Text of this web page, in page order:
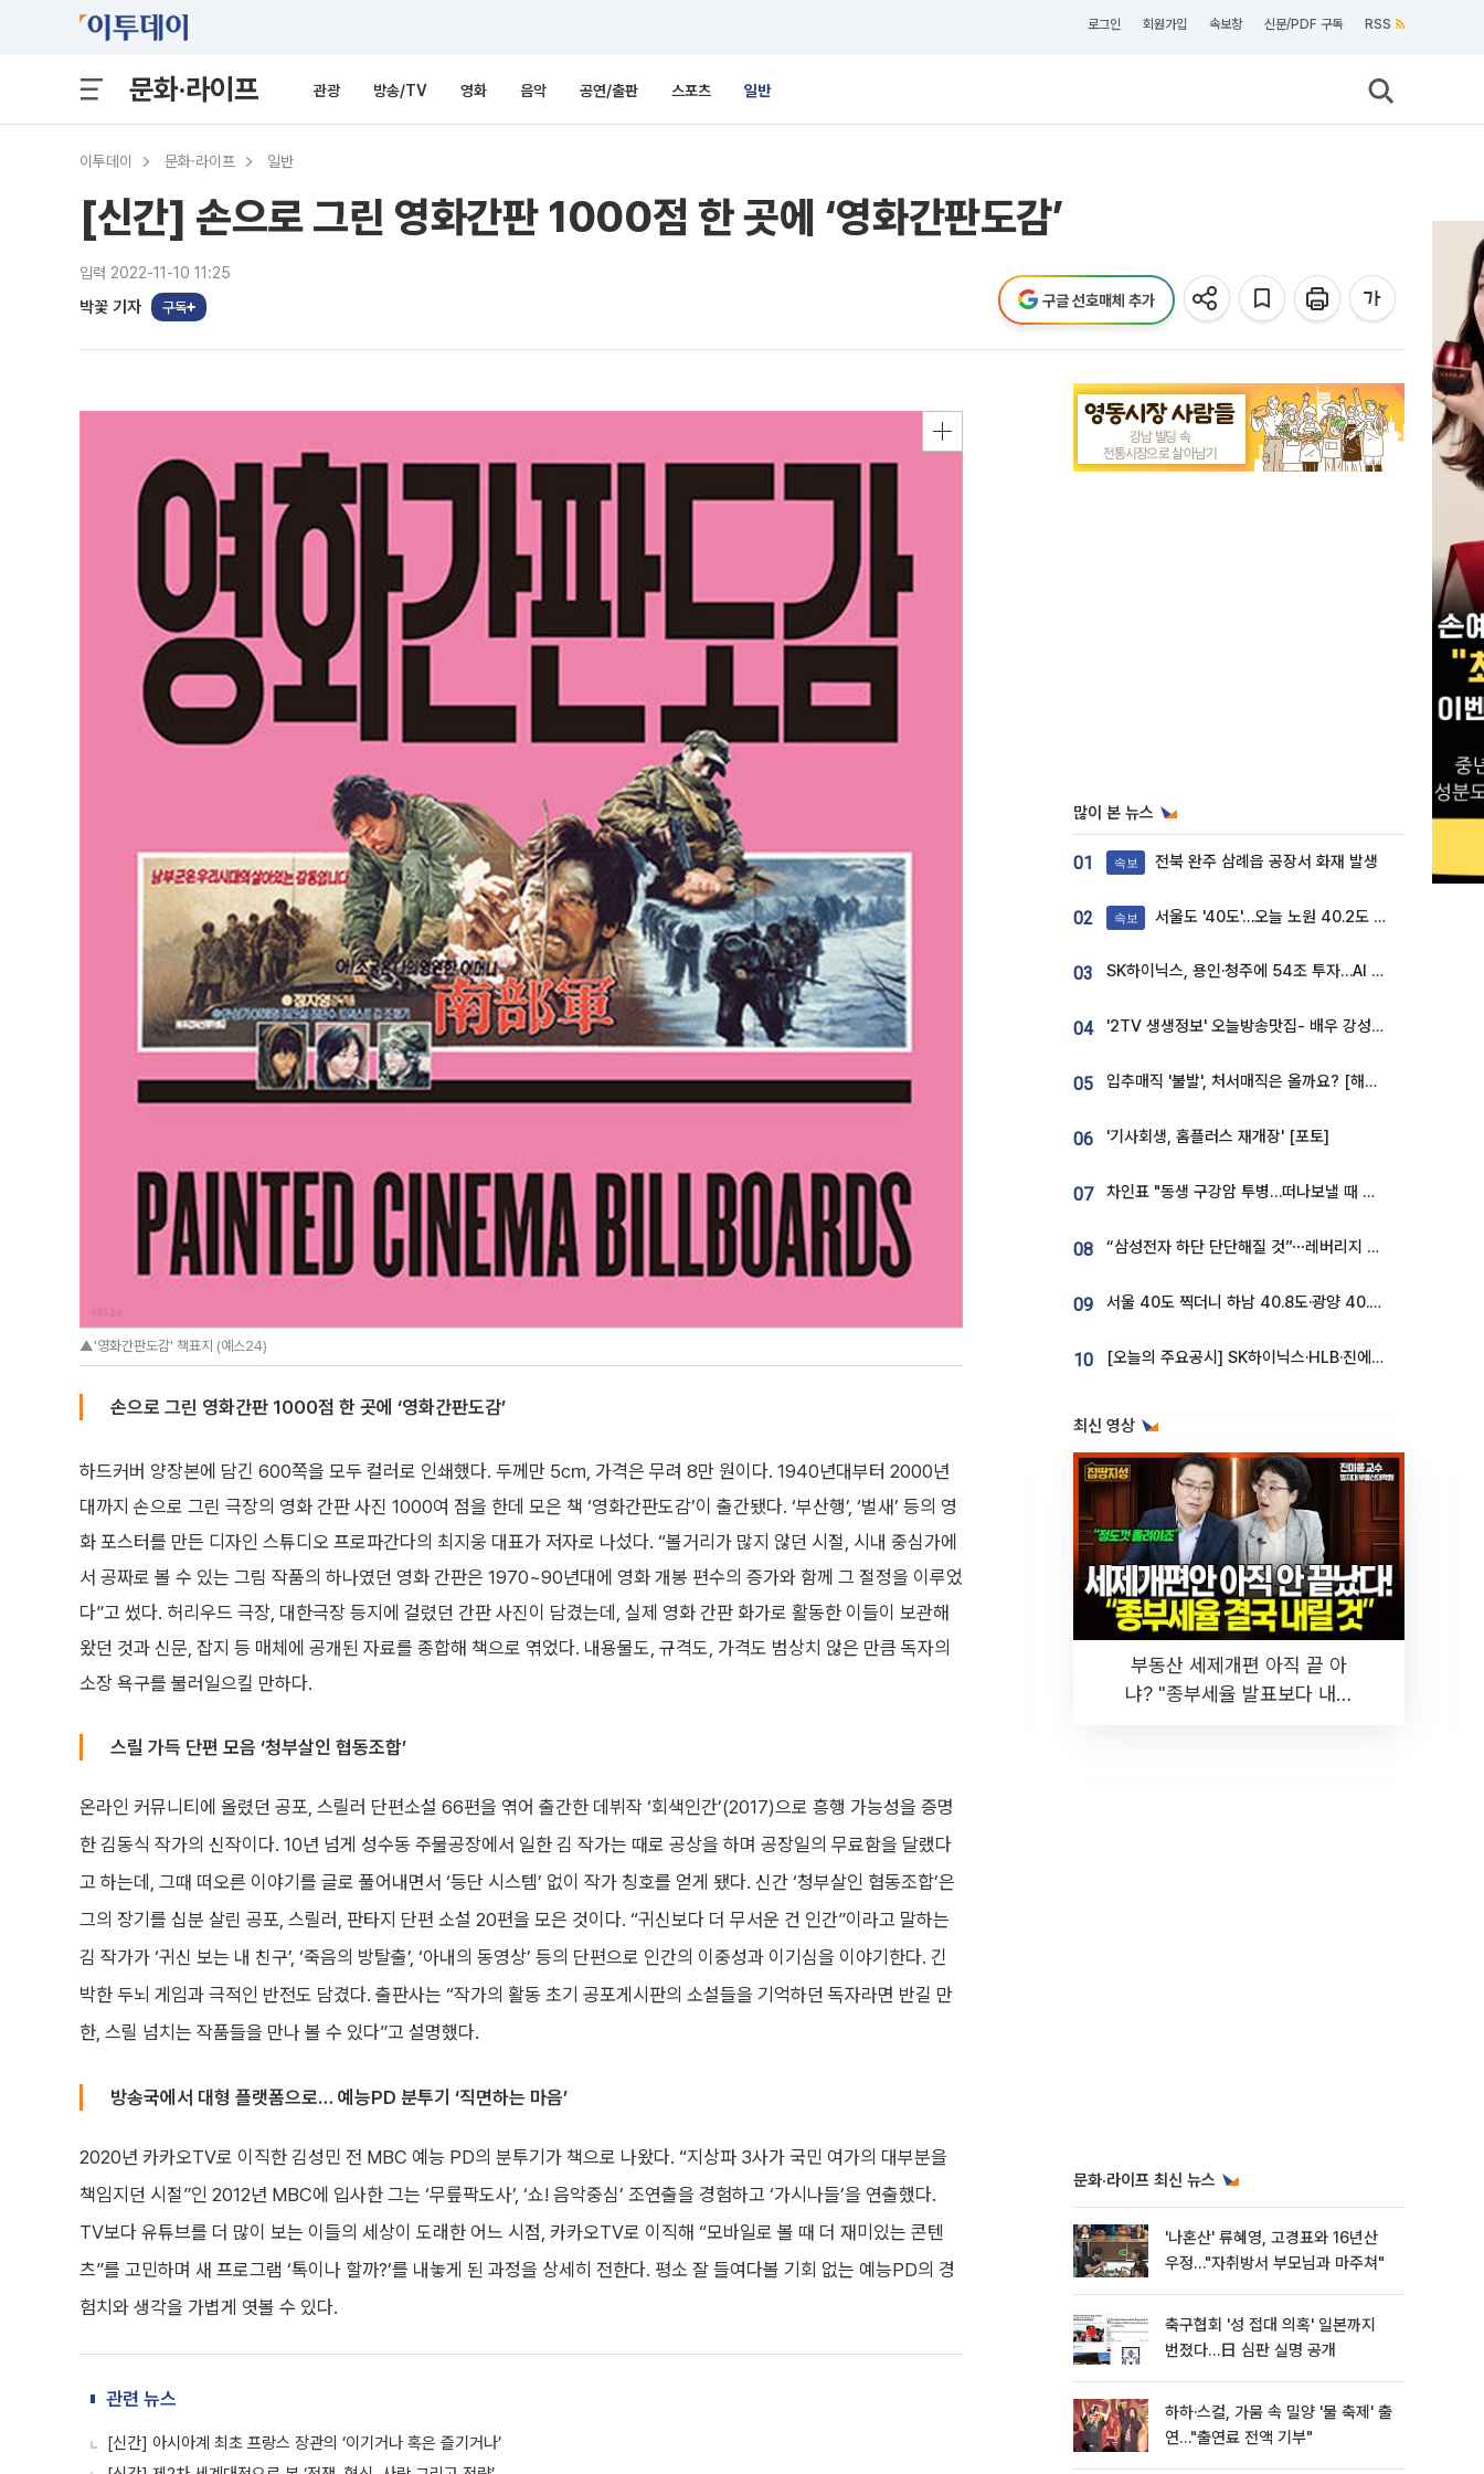
로그인 회원가입 속보창 신문/PDF 구독 RSS
문화·라이프 관광 방송/TV 영화 음악 공연/출판 스포츠 일반
이투데이 문화·라이프 일반
[신간] 손으로 그린 영화간판 1000점 한 곳에 ‘영화간판도감’
입력 2022-11-10 11:25
박꽃 기자 구독 구글 선호매체 추가
▲'영화간판도감' 책표지 (예스24)
손으로 그린 영화간판 1000점 한 곳에 ‘영화간판도감’
하드커버 양장본에 담긴 600쪽을 모두 컬러로 인쇄했다. 두께만 5㎝, 가격은 무려 8만 원이다. 1940년대부터 2000년
대까지 손으로 그린 극장의 영화 간판 사진 1000여 점을 한데 모은 책 ‘영화간판도감’이 출간됐다. ‘부산행’, ‘벌새’ 등의 영
화 포스터를 만든 디자인 스튜디오 프로파간다의 최지웅 대표가 저자로 나섰다. “볼거리가 많지 않던 시절, 시내 중심가에
서 공짜로 볼 수 있는 그림 작품의 하나였던 영화 간판은 1970~90년대에 영화 개봉 편수의 증가와 함께 그 절정을 이루었
다”고 썼다. 허리우드 극장, 대한극장 등지에 걸렸던 간판 사진이 담겼는데, 실제 영화 간판 화가로 활동한 이들이 보관해
왔던 것과 신문, 잡지 등 매체에 공개된 자료를 종합해 책으로 엮었다. 내용물도, 규격도, 가격도 범상치 않은 만큼 독자의
소장 욕구를 불러일으킬 만하다.
스릴 가득 단편 모음 ‘청부살인 협동조합’
온라인 커뮤니티에 올렸던 공포, 스릴러 단편소설 66편을 엮어 출간한 데뷔작 ‘회색인간’(2017)으로 흥행 가능성을 증명
한 김동식 작가의 신작이다. 10년 넘게 성수동 주물공장에서 일한 김 작가는 때로 공상을 하며 공장일의 무료함을 달랬다
고 하는데, 그때 떠오른 이야기를 글로 풀어내면서 ‘등단 시스템’ 없이 작가 칭호를 얻게 됐다. 신간 ‘청부살인 협동조합’은
그의 장기를 십분 살린 공포, 스릴러, 판타지 단편 소설 20편을 모은 것이다. “귀신보다 더 무서운 건 인간”이라고 말하는
김 작가가 ‘귀신 보는 내 친구’, ‘죽음의 방탈출’, ‘아내의 동영상’ 등의 단편으로 인간의 이중성과 이기심을 이야기한다. 긴
박한 두뇌 게임과 극적인 반전도 담겼다. 출판사는 “작가의 활동 초기 공포게시판의 소설들을 기억하던 독자라면 반길 만
한, 스릴 넘치는 작품들을 만나 볼 수 있다”고 설명했다.
방송국에서 대형 플랫폼으로… 예능PD 분투기 ‘직면하는 마음’
2020년 카카오TV로 이직한 김성민 전 MBC 예능 PD의 분투기가 책으로 나왔다. “지상파 3사가 국민 여가의 대부분을
책임지던 시절”인 2012년 MBC에 입사한 그는 ‘무릎팍도사’, ‘쇼! 음악중심’ 조연출을 경험하고 ‘가시나들’을 연출했다.
TV보다 유튜브를 더 많이 보는 이들의 세상이 도래한 어느 시점, 카카오TV로 이직해 “모바일로 볼 때 더 재미있는 콘텐
츠”를 고민하며 새 프로그램 ‘톡이나 할까?’를 내놓게 된 과정을 상세히 전한다. 평소 잘 들여다볼 기회 없는 예능PD의 경
험치와 생각을 가볍게 엿볼 수 있다.
관련 뉴스
[신간] 아시아계 최초 프랑스 장관의 ‘이기거나 혹은 즐기거나’
많이 본 뉴스
01 속보 전북 완주 삼례읍 공장서 화재 발생
02 속보 서울도 '40도'…오늘 노원 40.2도 기록
03 SK하이닉스, 용인·청주에 54조 투자…AI 메모리 생산기지 키운다
04 '2TV 생생정보' 오늘방송맛집- 배우 강성진 단골! 쌀국수ㆍ푸팟퐁 커리 맛집 '블○○○'
05 입추매직 '불발', 처서매직은 올까요? [해시태그]
06 '기사회생, 홈플러스 재개장' [포토]
07 차인표 "동생 구강암 투병…떠나보낼 때 가장 힘들었다”
08 “삼성전자 하단 단단해질 것”⋯레버리지 규제에 쏠림 완화 [찐코노미]
09 서울 40도 찍더니 하남 40.8도·광양 40.2도…전국 '펄펄'
10 [오늘의 주요공시] SK하이닉스·HLB·진에어·포스코홀딩스·네이버·대우건설 등
최신 영상
부동산 세제개편 아직 끝 아
냐? "종부세율 발표보다 내릴
문화·라이프 최신 뉴스
'나혼산' 류혜영, 고경표와 16년산
우정…"자취방서 부모님과 마주쳐"
축구협회 '성 접대 의혹' 일본까지
번졌다…日 심판 실명 공개
하하·스컬, 가뭄 속 밀양 '물 축제' 출
연…"출연료 전액 기부"